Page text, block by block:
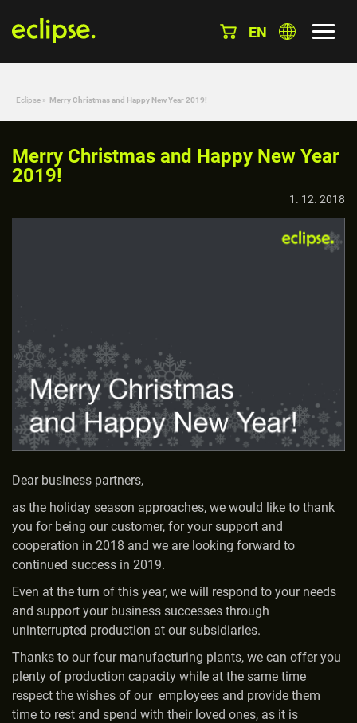
EN
Eclipse » Merry Christmas and Happy New Year 2019!
Merry Christmas and Happy New Year
2019!
1. 12. 2018
Dear business partners,
as the holiday season approaches, we would like to thank
you for being our customer, for your support and
cooperation in 2018 and we are looking forward to
continued success in 2019.
Even at the turn of this year, we will respond to your needs
and support your business successes through
uninterrupted production at our subsidiaries.
Thanks to our four manufacturing plants, we can offer you
plenty of production capacity while at the same time
respect the wishes of our employees and provide them
time to rest and spend with their loved ones, as it is